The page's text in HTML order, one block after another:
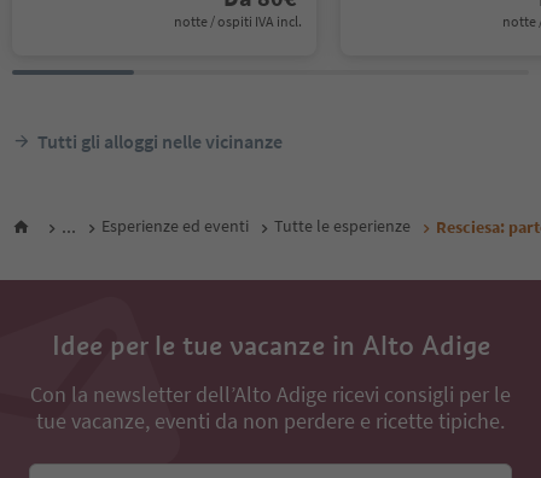
notte / ospiti IVA incl. notte
Tutti gli alloggi nelle vicinanze
... Esperienze ed eventi Tutte le esperienze Resciesa:
Idee per le tue vacanze in Alto Adige
Con la newsletter dell’Alto Adige ricevi consigli per le
tue vacanze, eventi da non perdere e ricette tipiche.